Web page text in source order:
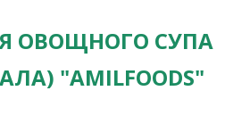
ОВОЩНОГО СУПА
"AMILFOODS"